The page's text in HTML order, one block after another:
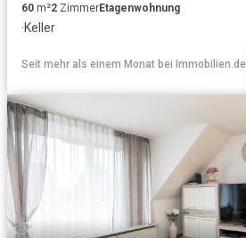
60 m²2 ZimmerEtagenwohnung
·Keller
Seit mehr als einem Monat bei Immobilien.de